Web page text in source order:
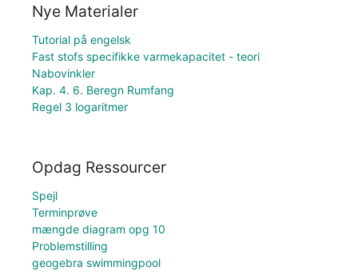
Nye Materialer
Tutorial på engelsk
Fast stofs specifikke varmekapacitet - teori
Nabovinkler
Kap. 4. 6. Beregn Rumfang
Regel 3 logaritmer
Opdag Ressourcer
Spejl
Terminprøve
mængde diagram opg 10
Problemstilling
geogebra swimmingpool